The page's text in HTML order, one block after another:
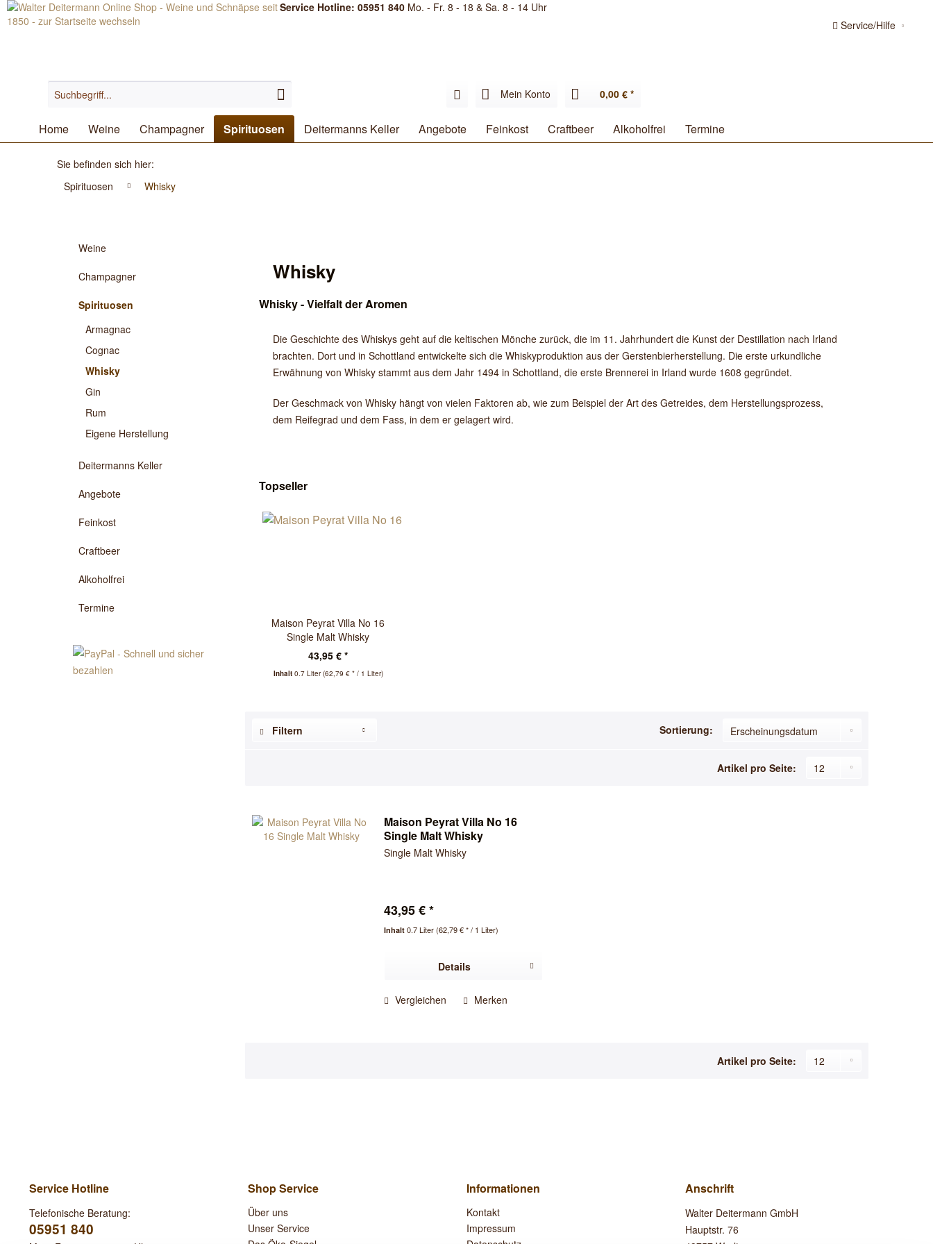
Service Hotline: 05951 840 Mo. - Fr. 8 - 18 & Sa. 8 - 14 Uhr
Service/Hilfe
Mein Konto 0,00 € *
Home Weine Champagner Spirituosen Deitermanns Keller Angebote Feinkost Craftbeer Alkoholfrei Termine
Sie befinden sich hier:
Spirituosen
Whisky
Weine
Champagner
Spirituosen
Armagnac
Cognac
Whisky
Gin
Rum
Eigene Herstellung
Deitermanns Keller
Angebote
Feinkost
Craftbeer
Alkoholfrei
Termine
Whisky
Whisky - Vielfalt der Aromen
Die Geschichte des Whiskys geht auf die keltischen Mönche zurück, die im 11. Jahrhundert die Kunst der Destillation nach Irland
brachten. Dort und in Schottland entwickelte sich die Whiskyproduktion aus der Gerstenbierherstellung. Die erste urkundliche
Erwähnung von Whisky stammt aus dem Jahr 1494 in Schottland, die erste Brennerei in Irland wurde 1608 gegründet.
Der Geschmack von Whisky hängt von vielen Faktoren ab, wie zum Beispiel der Art des Getreides, dem Herstellungsprozess,
dem Reifegrad und dem Fass, in dem er gelagert wird.
Topseller
Maison Peyrat Villa No 16
Single Malt Whisky
43,95 € *
Inhalt 0.7 Liter(62,79 € * / 1 Liter)
Filtern Sortierung:
Artikel pro Seite:
Maison Peyrat Villa No 16
Single Malt Whisky
Single Malt Whisky
43,95 € *
Inhalt0.7 Liter(62,79 € * / 1 Liter)
Details
Vergleichen Merken
Artikel pro Seite:
Service Hotline
Telefonische Beratung:
05951 840
Shop Service
Über uns
Unser Service
Informationen
Kontakt
Impressum
Anschrift
Walter Deitermann GmbH
Hauptstr. 76